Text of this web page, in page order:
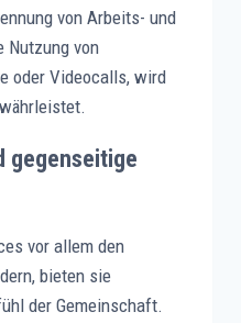
von Arbeits- und
Nutzung von
oder Videocalls, wird
gegenseitige
vor allem den
bieten sie
der Gemeinschaft.